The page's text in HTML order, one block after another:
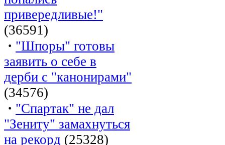
привередливые!"
(36591)
· "Шпоры" готовы
заявить о себе в
дерби с "канонирами"
(34576)
· "Спартак" не дал
"Зениту" замахнуться
на рекорд (25328)